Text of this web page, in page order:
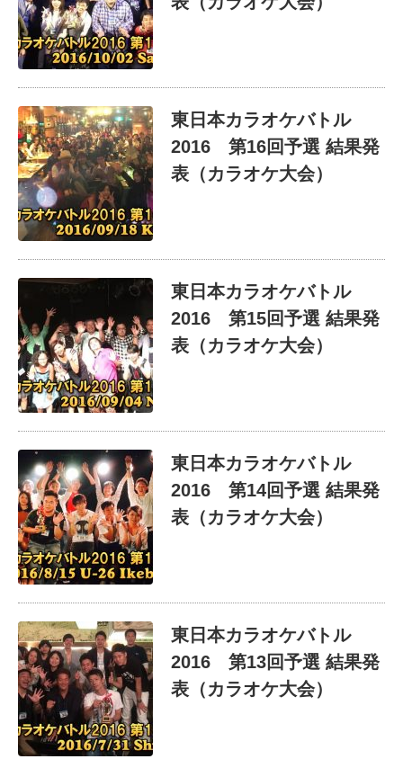
東日本カラオケバトル
2016 第16回予選 結果発
表（カラオケ大会）
東日本カラオケバトル
2016 第15回予選 結果発
表（カラオケ大会）
東日本カラオケバトル
2016 第14回予選 結果発
表（カラオケ大会）
東日本カラオケバトル
2016 第13回予選 結果発
表（カラオケ大会）